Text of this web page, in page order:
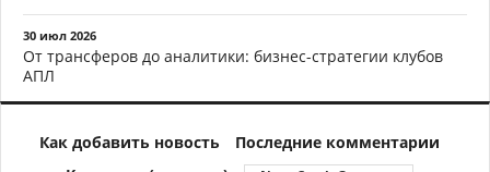
30 июл 2026
От трансферов до аналитики: бизнес-стратегии клубов
АПЛ
Как добавить новость
Последние комментарии